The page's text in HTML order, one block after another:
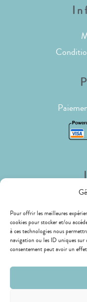
Pour offrir les meilleures
cookies pour stocker et/ou
à ces technologies nous
navigation ou les ID uniques
consentement peut avoir un
Livraison